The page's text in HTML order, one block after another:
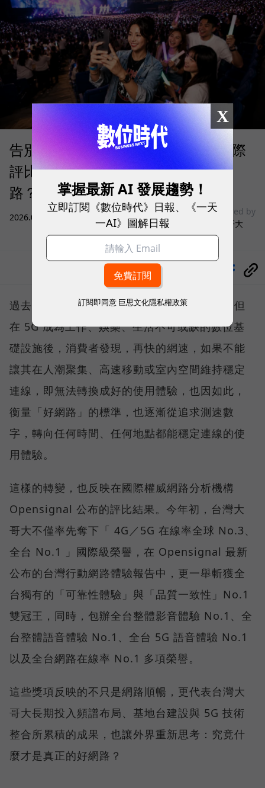
告別「極速迷思」！Opensignal 國際
評比揭密：什麼才是 5G 時代的好網
路？
2026.08.03
sponsored by
台灣大哥大
過去，下載速度是評價電信服務的重要指標，但
在 5G 成為工作、娛樂、生活不可或缺的數位基
礎設施後，消費者發現，再快的網速，如果不能
讓其在人潮聚集、高速移動或室內空間維持穩定
連線，即無法轉換成好的使用體驗，也因如此，
衡量「好網路」的標準，也逐漸從追求測速數
字，轉向任何時間、任何地點都能穩定連線的使
用體驗。
這樣的轉變，也反映在國際權威網路分析機構
Opensignal 公布的評比結果。今年初，台灣大
哥大不僅率先奪下「 4G／5G 在線率全球 No.3、
全台 No.1 」國際級榮譽，在 Opensignal 最新
公布的台灣行動網路體驗報告中，更一舉斬獲全
台獨有的「可靠性體驗」與「品質一致性」No.1
雙冠王，同時，包辦全台整體影音體驗 No.1、全
台整體語音體驗 No.1、全台 5G 語音體驗 No.1
以及全台網路在線率 No.1 多項榮譽。
這些獎項反映的不只是網路順暢，更代表台灣大
哥大長期投入頻譜布局、基地台建設與 5G 技術
整合所累積的成果，也讓外界重新思考：究竟什
麼才是真正的好網路？
X
掌握最新 AI 發展趨勢！
立即訂閱《數位時代》日報、《一天
一AI》圖解日報
訂閱即同意 巨思文化隱私權政策